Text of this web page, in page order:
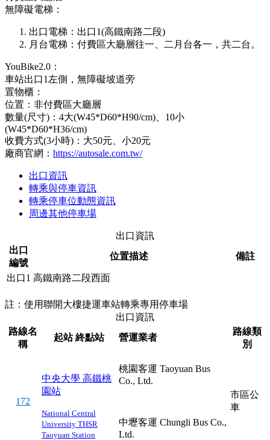
無障礙電梯：
出口電梯：出口1(高鐵南路二段)
月台電梯：付費區大廳層往一、二月台各一，共二台。
YouBike2.0：
車站出口1左側，無障礙坡道旁
置物櫃：
位置：非付費區大廳層
數量(尺寸)：4大(W45*D60*H90/cm)、10小
(W45*D60*H36/cm)
收費方式(3小時)：大50元、小20元
廠商官網： https://autosale.com.tw/
出口資訊
轉乘與停車資訊
轉乘停車位動態資訊
周邊其他停車場
出口資訊
出口
編號
位置描述 備註
出口1 高鐵南路二段西面
註：使用聯開大樓捷運車站轉乘專用停車場
出口資訊
路線名
稱
起站終點站 營運業者
路線類
別
172
中央大學 高鐵桃
園站
National Central
University THSR
Taoyuan Station
桃園客運 Taoyuan Bus
Co., Ltd.
中壢客運 Chungli Bus Co.,
Ltd.
市區公
車